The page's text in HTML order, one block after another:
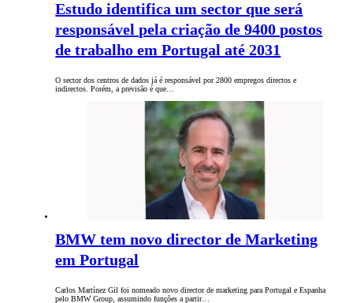
Estudo identifica um sector que será
responsável pela criação de 9400 postos
de trabalho em Portugal até 2031
O sector dos centros de dados já é responsável por 2800 empregos directos e
indirectos. Porém, a previsão é que…
BMW tem novo director de Marketing
em Portugal
Carlos Martínez Gil foi nomeado novo director de marketing para Portugal e Espanha
pelo BMW Group, assumindo funções a partir…